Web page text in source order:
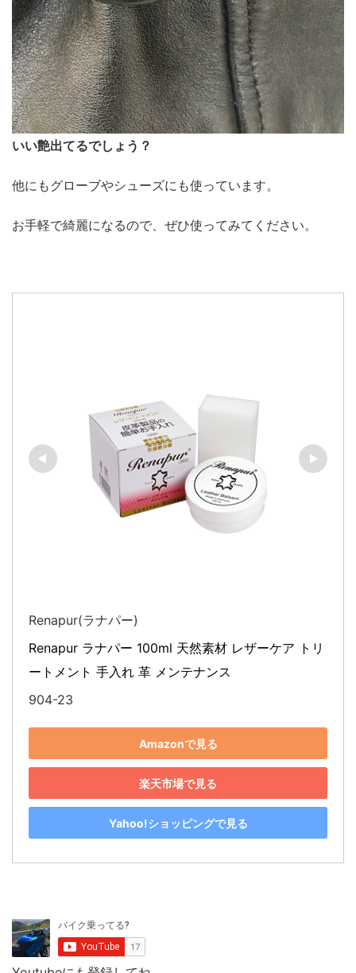
いい艶出てるでしょう？
他にもグローブやシューズにも使っています。
お手軽で綺麗になるので、ぜひ使ってみてください。
Renapur(ラナパー)
Renapur ラナパー 100ml 天然素材 レザーケア トリ
ートメント 手入れ 革 メンテナンス
904-23
Amazonで見る
楽天市場で見る
Yahoo!ショッピングで見る